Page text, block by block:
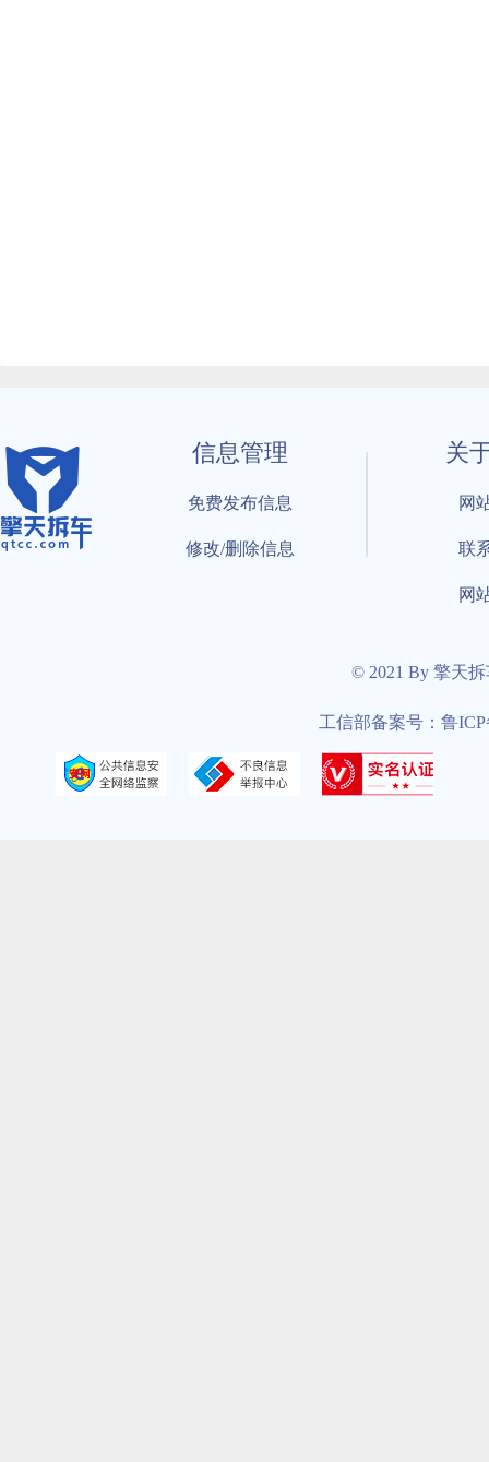
信息管理
免费发布信息
修改/删除信息
关
网
联
网
© 2021 By 擎天
工信部备案号：鲁